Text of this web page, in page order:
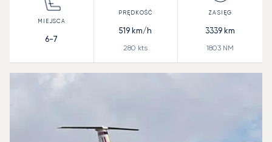
6-7
519 km/h
280 kts
3339 km
1803 NM